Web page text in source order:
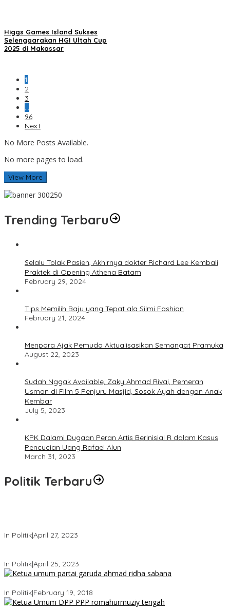
Higgs Games Island Sukses
Selenggarakan HGI Ultah Cup
2025 di Makassar
1
2
3
…
96
Next
No More Posts Available.
No more pages to load.
View More
Trending Terbaru
Selalu Tolak Pasien, Akhirnya dokter Richard Lee Kembali
Praktek di Opening Athena Batam
February 29, 2024
Tips Memilih Baju yang Tepat ala Silmi Fashion
February 21, 2024
Menpora Ajak Pemuda Aktualisasikan Semangat Pramuka
August 22, 2023
Sudah Nggak Available, Zaky Ahmad Rivai, Pemeran
Usman di Film 5 Penjuru Masjid, Sosok Ayah dengan Anak
Kembar
July 5, 2023
KPK Dalami Dugaan Peran Artis Berinisial R dalam Kasus
Pencucian Uang Rafael Alun
March 31, 2023
Politik Terbaru
In Politik|April 27, 2023
In Politik|April 25, 2023
In Politik|February 19, 2018